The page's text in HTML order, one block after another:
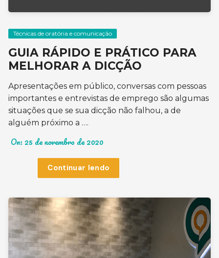
Técnicas de oratória e comunicação
GUIA RÁPIDO E PRÁTICO PARA
MELHORAR A DICÇÃO
Apresentações em público, conversas com pessoas
importantes e entrevistas de emprego são algumas
situações que se sua dicção não falhou, a de
alguém próximo a ….
On: 25 de novembro de 2020
Continuar lendo